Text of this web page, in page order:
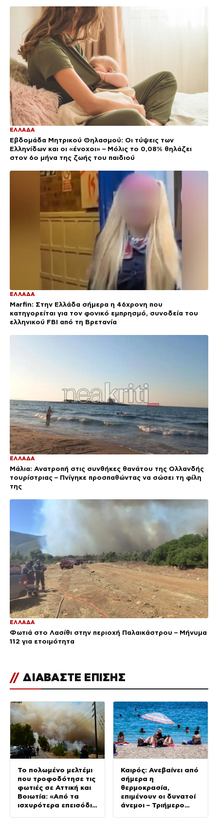
ΕΛΛΑΔΑ
Εβδομάδα Μητρικού Θηλασμού: Οι τύψεις των
Ελληνίδων και οι «ένοχοι» – Μόλις το 0,08% θηλάζει
στον 6ο μήνα της ζωής του παιδιού
ΕΛΛΑΔΑ
Marfin: Στην Ελλάδα σήμερα η 46χρονη που
κατηγορείται για τον φονικό εμπρησμό, συνοδεία του
ελληνικού FBI από τη Βρετανία
ΕΛΛΑΔΑ
Μάλια: Ανατροπή στις συνθήκες θανάτου της Ολλανδής
τουρίστριας – Πνίγηκε προσπαθώντας να σώσει τη φίλη
της
ΕΛΛΑΔΑ
Φωτιά στο Λασίθι στην περιοχή Παλαικάστρου – Μήνυμα
112 για ετοιμότητα
// ΔΙΑΒΑΣΤΕ ΕΠΙΣΗΣ
Το πολωμένο μελτέμι
που τροφοδότησε τις
φωτιές σε Αττική και
Βοιωτία: «Από τα
ισχυρότερα επεισόδια
Καιρός: Ανεβαίνει από
σήμερα η
θερμοκρασία,
επιμένουν οι δυνατοί
άνεμοι – Τριήμερο